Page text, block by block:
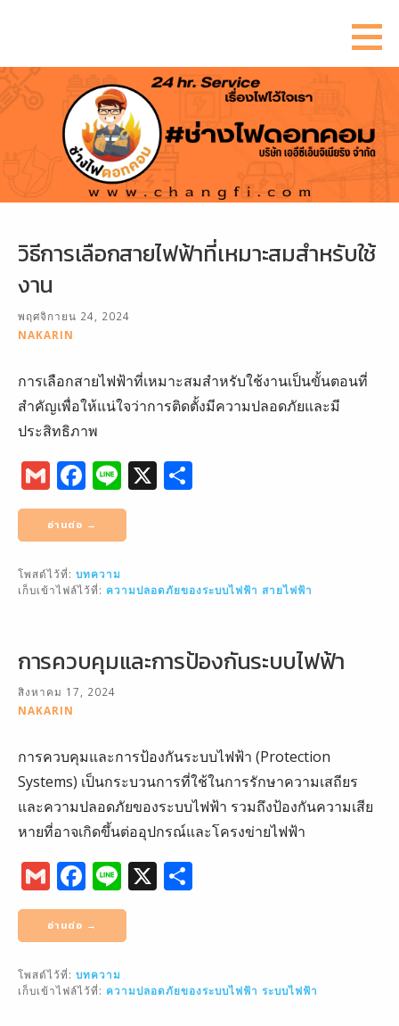
ยัง
เนื้อหา
วิธีการเลือกสายไฟฟ้าที่เหมาะสมสำหรับใช้
งาน
พฤศจิกายน 24, 2024
NAKARIN
การเลือกสายไฟฟ้าที่เหมาะสมสำหรับใช้งานเป็นขั้นตอนที่
สำคัญเพื่อให้แน่ใจว่าการติดตั้งมีความปลอดภัยและมี
ประสิทธิภาพ
G
m
ai
l
F
a
c
e
b
o
k
Li
n
e
X
อ่านต่อ →
โพสต์ไว้ที่: บทความ
เก็บเข้าไฟล์ไว้ที่: ความปลอดภัยของระบบไฟฟ้า สายไฟฟ้า
การควบคุมและการป้องกันระบบไฟฟ้า
สิงหาคม 17, 2024
NAKARIN
การควบคุมและการป้องกันระบบไฟฟ้า (Protection
Systems) เป็นกระบวนการที่ใช้ในการรักษาความเสถียร
และความปลอดภัยของระบบไฟฟ้า รวมถึงป้องกันความเสีย
หายที่อาจเกิดขึ้นต่ออุปกรณ์และโครงข่ายไฟฟ้า
G
m
ai
l
F
a
c
e
b
Li
n
e
X
อ่านต่อ →
โพสต์ไว้ที่: บทความ
เก็บเข้าไฟล์ไว้ที่: ความปลอดภัยของระบบไฟฟ้า ระบบไฟฟ้า